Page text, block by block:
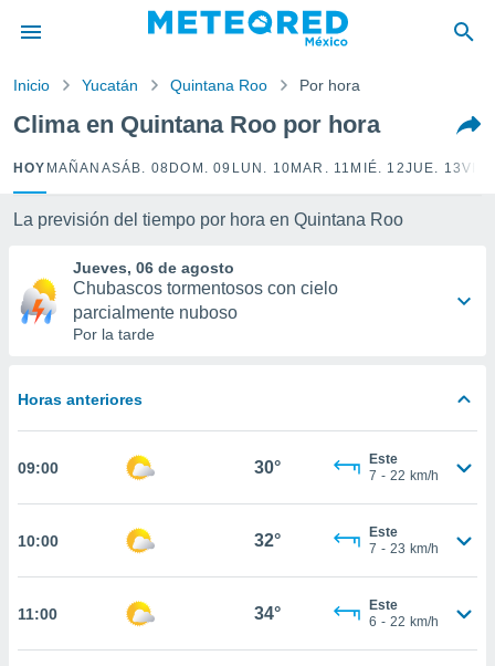
ha sido
la
que se
calidad.
y
digital
permite
seguir
coste.
ACEPTAR
CONTINUAR
Inicio Yucatán Quintana Roo Por hora
Clima en Quintana Roo por hora
HOY MAÑANASÁB. 08 DOM. 09 LUN. 10 MAR. 11 MIÉ. 12JUE. 13VIE.
La previsión del tiempo por hora en Quintana Roo
Jueves, 06 de agosto
Chubascos tormentosos con cielo
parcialmente nuboso
Por la tarde
Horas anteriores
09:00 30°
Este
7 - 22 km/h
10:00 32°
Este
7 - 23 km/h
11:00 34°
Este
6 - 22 km/h